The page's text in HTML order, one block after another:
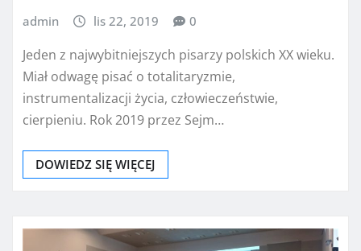
admin lis 22, 2019 0
Jeden z najwybitniejszych pisarzy polskich XX wieku.
Miał odwagę pisać o totalitaryzmie,
instrumentalizacji życia, człowieczeństwie,
cierpieniu. Rok 2019 przez Sejm…
DOWIEDZ SIĘ WIĘCEJ